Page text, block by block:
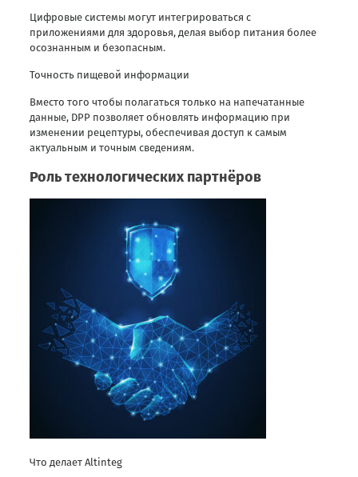
Цифровые системы могут интегрироваться с
приложениями для здоровья, делая выбор питания более
осознанным и безопасным.
Точность пищевой информации
Вместо того чтобы полагаться только на напечатанные
данные, DPP позволяет обновлять информацию при
изменении рецептуры, обеспечивая доступ к самым
актуальным и точным сведениям.
Роль технологических партнёров
Что делает Altinteg